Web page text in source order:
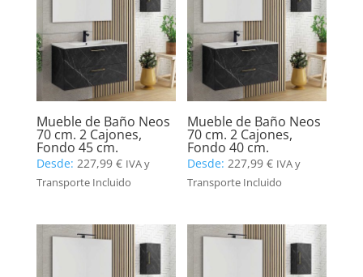
Mueble de Baño Neos
70 cm. 2 Cajones,
Fondo 45 cm.
Desde: 227,99 € IVA y
Transporte Incluido
Mueble de Baño Neos
70 cm. 2 Cajones,
Fondo 40 cm.
Desde: 227,99€ IVA y
Transporte Incluido